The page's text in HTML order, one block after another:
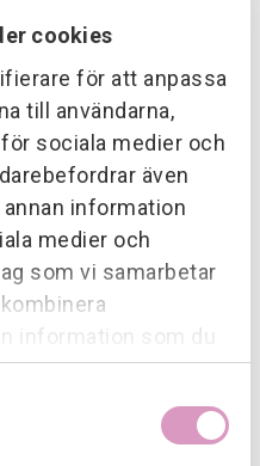
cookies
för att anpassa
till användarna,
sociala medier och
även
information
medier och
som vi samarbetar
information som du
de har samlat in när